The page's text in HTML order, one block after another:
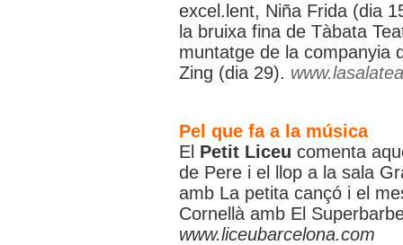
excel.lent, Niña Frida (dia
la bruixa fina de Tàbata
muntatge de la companyia
Zing (dia 29).
Pel que fa a la música
El Petit Liceu comenta
de Pere i el llop a la sala
amb La petita cançó i el
Cornellà amb El
www.liceubarcelona.com